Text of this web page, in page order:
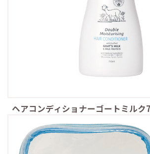
ヘアコンディショナーゴートミル